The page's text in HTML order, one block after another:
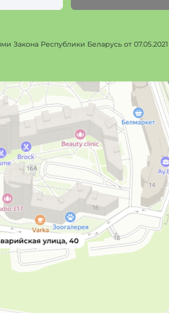
Закона Республики Беларусь от